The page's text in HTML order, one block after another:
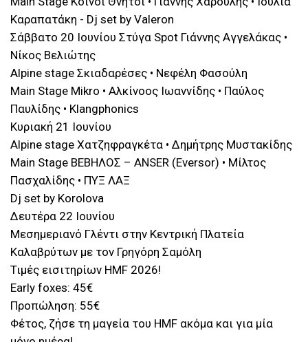
Καραπατάκη - Dj set by Valeron
Σάββατο 20 Ιουνίου Στύγα Spot Γιάννης Αγγελάκας •
Νίκος Βελιώτης
Alpine stage Σκιαδαρέσες • Νεφέλη Φασούλη
Main Stage Mikro • Αλκίνοος Ιωαννίδης • Παύλος
Παυλίδης • Klangphonics
Κυριακή 21 Ιουνίου
Alpine stage Χατζηφραγκέτα • Δημήτρης Μυστακίδης
Main Stage ΒΕΒΗΛΟΣ – ANSER (Eversor) • Μίλτος
Πασχαλίδης • ΠΥΞ ΛΑΞ
Dj set by Korolova
Δευτέρα 22 Ιουνίου
Μεσημεριανό Γλέντι στην Κεντρική Πλατεία
Καλαβρύτων με τον Γρηγόρη Σαμόλη
Τιμές εισιτηρίων HMF 2026!
Early foxes: 45€
Προπώληση: 55€
Φέτος, ζήσε τη μαγεία του HMF ακόμα και για μία